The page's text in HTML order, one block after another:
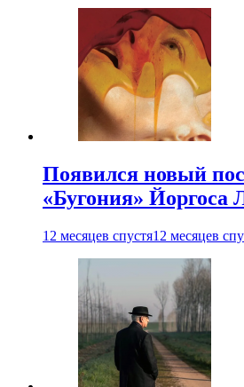
Появился новый
«Бугония» Йоргоса
12 месяцев спустя12 месяцев